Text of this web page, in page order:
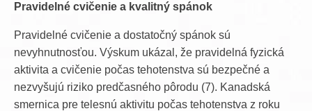
Pravidelné cvičenie a kvalitný spánok
Pravidelné cvičenie a dostatočný spánok sú
nevyhnutnosťou. Výskum ukázal, že pravidelná fyzická
aktivita a cvičenie počas tehotenstva sú bezpečné a
nezvyšujú riziko predčasného pôrodu (7). Kanadská
smernica pre telesnú aktivitu počas tehotenstva z roku